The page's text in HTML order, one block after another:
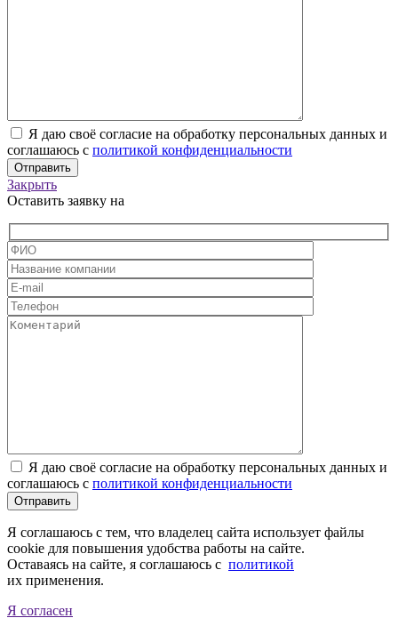
Я даю своё согласие на обработку персональных данных и
соглашаюсь с политикой конфиденциальности
Закрыть
Оставить заявку на
Я даю своё согласие на обработку персональных данных и
соглашаюсь с политикой конфиденциальности
Я соглашаюсь с тем, что владелец сайта использует файлы
cookie для повышения удобства работы на сайте.
Оставаясь на сайте, я соглашаюсь с политикой
их применения.
Я согласен